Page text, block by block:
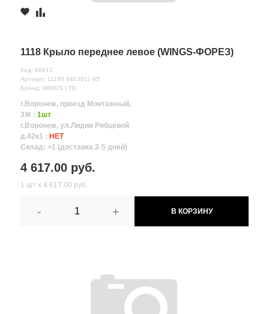
1118 Крыло переднее левое (WINGS-ФОРЕЗ)
Код: 89613
Артикул: 11180 8403011-95
Бренд: WINGS LTD
г.Воронеж, проезд Монтажный,
3Ж : 1шт
г.Воронеж, ул.Лидии Рябцевой
д.42к1 : НЕТ
Склад: >1 (доставка 2-5 дней)
4 617.00 руб.
1 шт х 4 617.00 руб.
- + В КОРЗИНУ